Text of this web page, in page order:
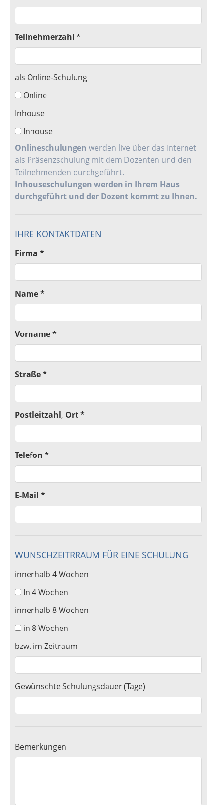
Teilnehmerzahl *
als Online-Schulung
Online
Inhouse
Inhouse
Onlineschulungen werden live über das Internet
als Präsenzschulung mit dem Dozenten und den
Teilnehmenden durchgeführt.
Inhouseschulungen werden in Ihrem Haus
durchgeführt und der Dozent kommt zu Ihnen.
IHRE KONTAKTDATEN
Firma *
Name *
Vorname *
Straße *
Postleitzahl, Ort *
Telefon *
E-Mail *
WUNSCHZEITRRAUM FÜR EINE SCHULUNG
innerhalb 4 Wochen
In 4 Wochen
innerhalb 8 Wochen
in 8 Wochen
bzw. im Zeitraum
Gewünschte Schulungsdauer (Tage)
Bemerkungen